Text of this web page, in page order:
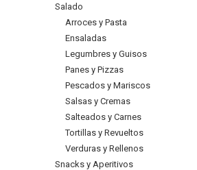
Salado
Arroces y Pasta
Ensaladas
Legumbres y Guisos
Panes y Pizzas
Pescados y Mariscos
Salsas y Cremas
Salteados y Carnes
Tortillas y Revueltos
Verduras y Rellenos
Snacks y Aperitivos